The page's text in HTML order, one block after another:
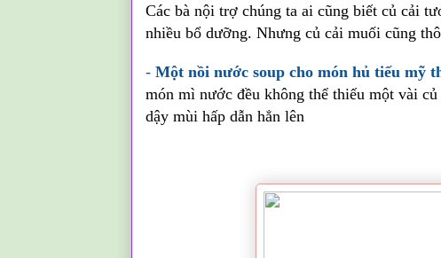
Các bà nội trợ chúng ta ai cũng biết củ cải
nhiều bổ dưỡng. Nhưng củ cải muối cũng
- Một nồi nước soup cho món hủ tiếu mỹ
món mì nước đều không thể thiếu một vài
dậy mùi hấp dẫn hẳn lên